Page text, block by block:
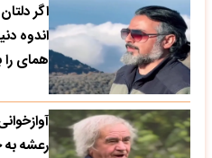
اگر
اندوه
همای را
رعشه به